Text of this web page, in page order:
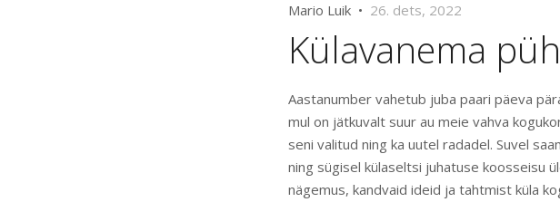
Mario Luik • 26. dets, 2022
Külavanema
Aastanumber vahetub juba paari päeva
mul on jätkuvalt suur au meie vahva
seni valitud ning ka uutel radadel. Suvel
ning sügisel külaseltsi juhatuse koosseisu
nägemus, kandvaid ideid ja tahtmist küla